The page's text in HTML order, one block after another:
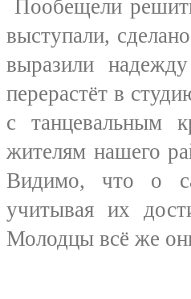
Пообещели
выступали,
выразили
перерастёт в
с танцевальным
жителям нашего
Видимо, что о
учитывая их
Молодцы всё же